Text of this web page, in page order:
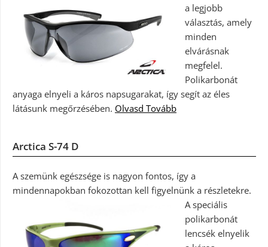
a legjobb
választás, amely
minden
elvárásnak
megfelel.
Polikarbonát
anyaga elnyeli a káros napsugarakat, így segít az éles
látásunk megőrzésében. Olvasd Tovább
Arctica S-74 D
A szemünk egészsége is nagyon fontos, így a
mindennapokban fokozottan kell figyelnünk a részletekre.
A speciális
polikarbonát
lencsék elnyelik